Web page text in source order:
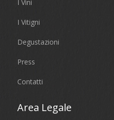
I Vini
I Vitigni
Degustazioni
Press
Contatti
Area Legale